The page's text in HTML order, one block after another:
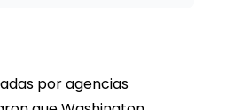
por agencias